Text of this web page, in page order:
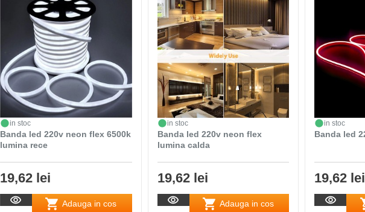
in stoc
Banda led 220v neon flex 6500k
lumina rece
19,62 lei
Adauga in cos
in stoc
Banda led 220v neon flex
lumina calda
19,62 lei
Adauga in cos
in stoc
Banda led
19,62 lei